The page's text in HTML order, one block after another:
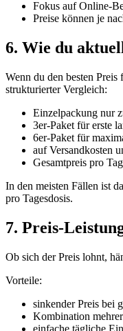
Fokus auf Online-
Preise können je
6. Wie du
Wenn du den besten
strukturierter Vergleich:
Einzelpackung nur
3er-Paket für erste
6er-Paket für
auf Versandkosten
Gesamtpreis pro
In den meisten Fällen ist
pro Tagesdosis.
7. Preis-
Ob sich der Preis lohnt,
Vorteile:
sinkender Preis bei
Kombination
einfache tägliche